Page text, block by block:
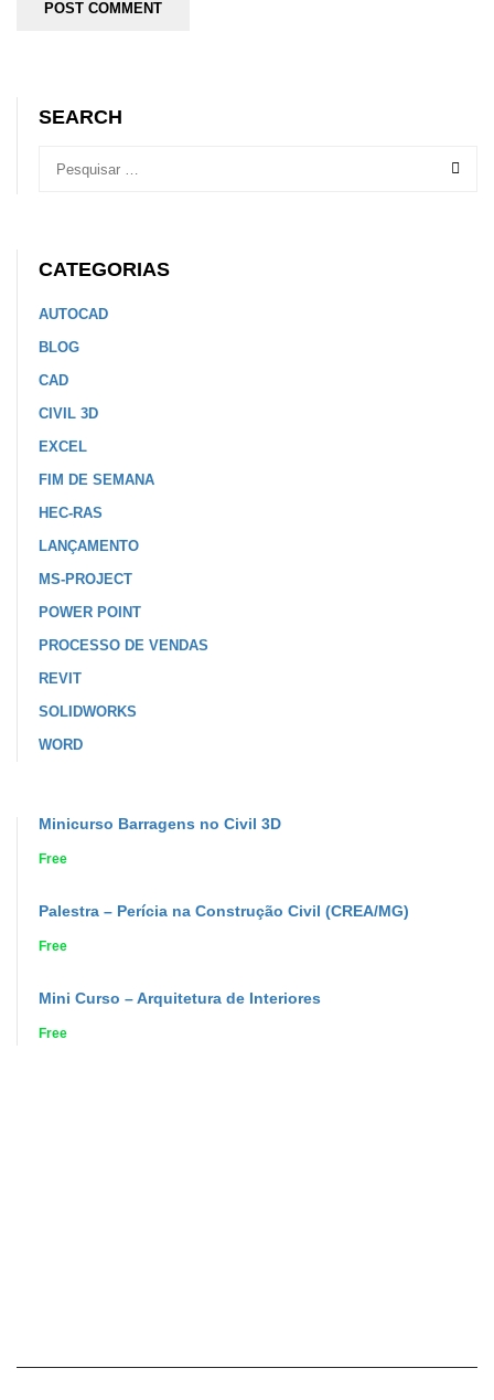
SEARCH
CATEGORIAS
AUTOCAD
BLOG
CAD
CIVIL 3D
EXCEL
FIM DE SEMANA
HEC-RAS
LANÇAMENTO
MS-PROJECT
POWER POINT
PROCESSO DE VENDAS
REVIT
SOLIDWORKS
WORD
Minicurso Barragens no Civil 3D
Free
Palestra – Perícia na Construção Civil (CREA/MG)
Free
Mini Curso – Arquitetura de Interiores
Free